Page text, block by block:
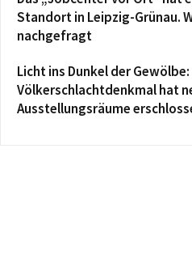
Standort in Leipzig-Grünau.
nachgefragt
Licht ins Dunkel der Gewölbe:
Völkerschlachtdenkmal hat
Ausstellungsräume